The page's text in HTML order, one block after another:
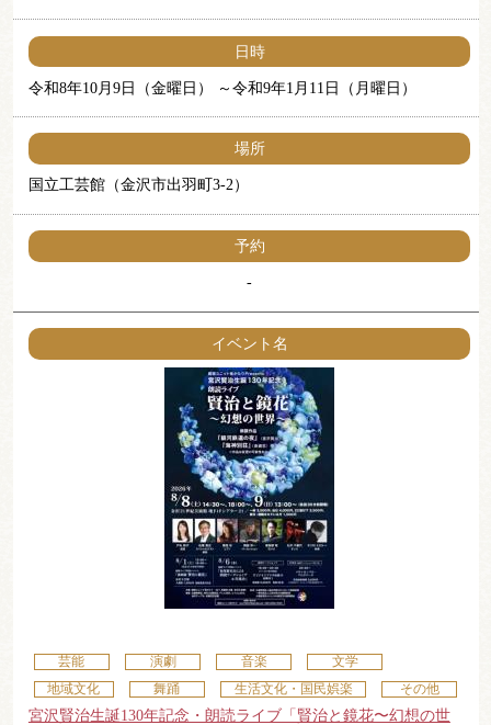
日時
令和8年10月9日（金曜日） 令和9年1月11日（月曜日）
場所
国立工芸館（金沢市出羽町3-2）
予約
-
イベント名
芸能 演劇 音楽 文学
地域文化 舞踊 生活文化・国民娯楽 その他
宮沢賢治生誕130年記念・朗読ライブ「賢治と鏡花〜幻想の世